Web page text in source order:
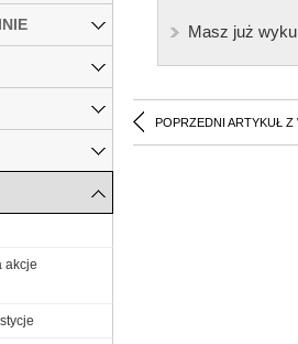
Masz już
POPRZEDNI ARTYKUŁ Z
akcje